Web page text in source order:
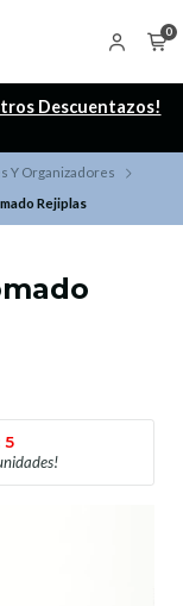
0
Descuentazos!
Y Organizadores
Rejiplas
5